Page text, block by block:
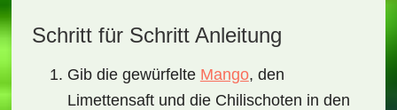
Schritt für Schritt Anleitung
Gib die gewürfelte Mango, den
Limettensaft und die Chilischoten in den